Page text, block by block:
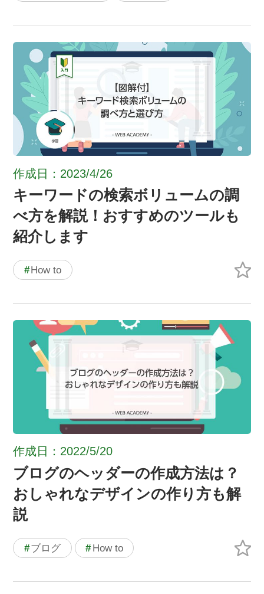
作成日：2023/4/26
キーワードの検索ボリュームの調
べ方を解説！おすすめのツールも
紹介します
#How to
作成日：2022/5/20
ブログのヘッダーの作成方法は？
おしゃれなデザインの作り方も解
説
#ブログ #How to